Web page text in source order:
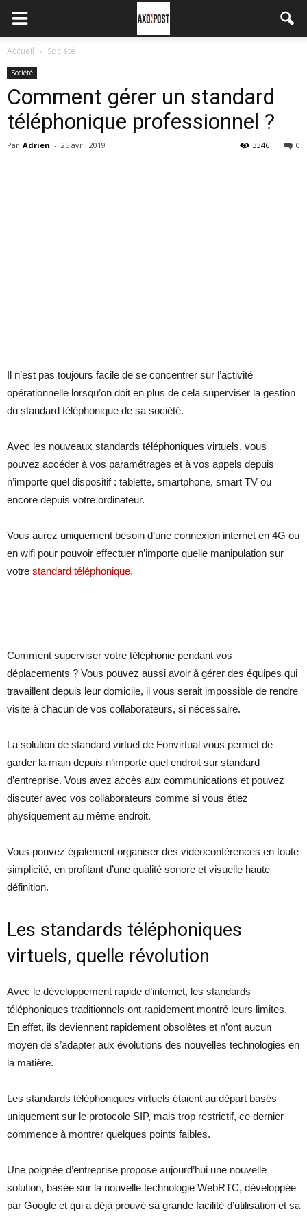
Accueil Société
Société
Comment gérer un standard
téléphonique professionnel ?
Par Adrien - 25 avril 2019 0
3346
Il n’est pas toujours facile de se concentrer sur l’activité
opérationnelle lorsqu’on doit en plus de cela superviser la gestion
du standard téléphonique de sa société.
Avec les nouveaux standards téléphoniques virtuels, vous
pouvez accéder à vos paramétrages et à vos appels depuis
n’importe quel dispositif : tablette, smartphone, smart TV ou
encore depuis votre ordinateur.
Vous aurez uniquement besoin d’une connexion internet en 4G ou
en wifi pour pouvoir effectuer n’importe quelle manipulation sur
votre standard téléphonique.
Comment superviser votre téléphonie pendant vos
déplacements ? Vous pouvez aussi avoir à gérer des équipes qui
travaillent depuis leur domicile, il vous serait impossible de rendre
visite à chacun de vos collaborateurs, si nécessaire.
La solution de standard virtuel de Fonvirtual vous permet de
garder la main depuis n’importe quel endroit sur standard
d’entreprise. Vous avez accès aux communications et pouvez
discuter avec vos collaborateurs comme si vous étiez
physiquement au même endroit.
Vous pouvez également organiser des vidéoconférences en toute
simplicité, en profitant d’une qualité sonore et visuelle haute
définition.
Les standards téléphoniques
virtuels, quelle révolution
Avec le développement rapide d’internet, les standards
téléphoniques traditionnels ont rapidement montré leurs limites.
En effet, ils deviennent rapidement obsolètes et n’ont aucun
moyen de s’adapter aux évolutions des nouvelles technologies en
la matière.
Les standards téléphoniques virtuels étaient au départ basés
uniquement sur le protocole SIP, mais trop restrictif, ce dernier
commence à montrer quelques points faibles.
Une poignée d’entreprise propose aujourd’hui une nouvelle
solution, basée sur la nouvelle technologie WebRTC, développée
par Google et qui a déjà prouvé sa grande facilité d’utilisation et sa